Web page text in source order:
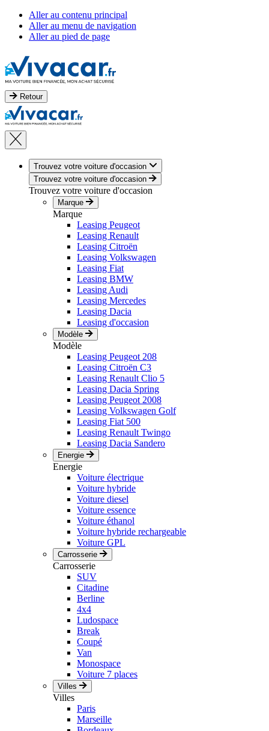
Aller au contenu principal
Aller au menu de navigation
Aller au pied de page
Retour
Trouvez votre voiture d'occasion
Trouvez votre voiture d'occasion
Trouvez votre voiture d'occasion
Marque
Marque
Leasing Peugeot
Leasing Renault
Leasing Citroën
Leasing Volkswagen
Leasing Fiat
Leasing BMW
Leasing Audi
Leasing Mercedes
Leasing Dacia
Leasing d'occasion
Modèle
Modèle
Leasing Peugeot 208
Leasing Citroën C3
Leasing Renault Clio 5
Leasing Dacia Spring
Leasing Peugeot 2008
Leasing Volkswagen Golf
Leasing Fiat 500
Leasing Renault Twingo
Leasing Dacia Sandero
Energie
Energie
Voiture électrique
Voiture hybride
Voiture diesel
Voiture essence
Voiture éthanol
Voiture hybride rechargeable
Voiture GPL
Carrosserie
Carrosserie
SUV
Citadine
Berline
4x4
Ludospace
Break
Coupé
Van
Monospace
Voiture 7 places
Villes
Villes
Paris
Marseille